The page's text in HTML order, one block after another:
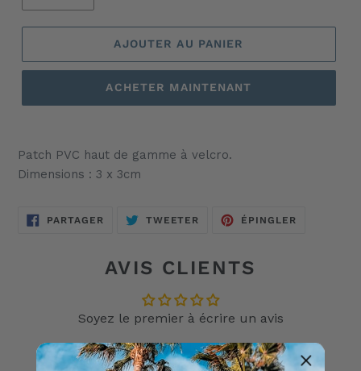
AJOUTER AU PANIER
ACHETER MAINTENANT
à
panier
Patch PVC haut de gamme à velcro.
Dimensions : 3 x 3cm
PARTAGERPARTAGERTWEETER TWEETERÉPINGLER
AVIS CLIENTS
Soyez le premier à écrire un avis
Write a review